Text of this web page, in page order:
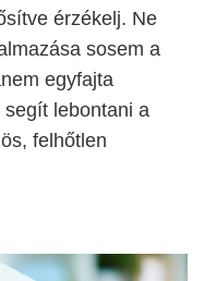
érzékelj. Ne
sosem a
egyfajta
lebontani a
felhőtlen